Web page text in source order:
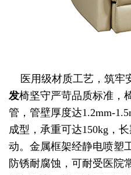
医用级材质工艺，筑牢
发椅坚守严苛品质标准，
管，管壁厚度达1.2mm-
成型，承重可达150kg，
动。金属框架经静电喷塑
防锈耐腐蚀，可耐受医院